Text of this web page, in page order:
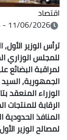
اقتصاد
11/06/2026 - 11:13
ترأس الوزير
للمجلس الوزاري
لمراقبة البضائع
الجمهورية,السيد
الوزراء المنعقد
الرقابة للمنتجات
المنافذ الحدودية
لمصالح الوزير الأول.